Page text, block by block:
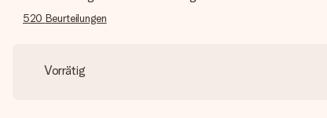
520 Beurteilungen
Vorrätig